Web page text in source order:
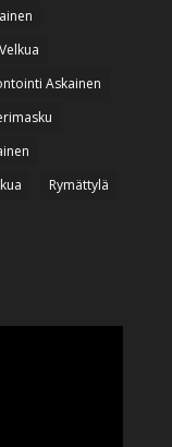
Askainen
Rymättylä